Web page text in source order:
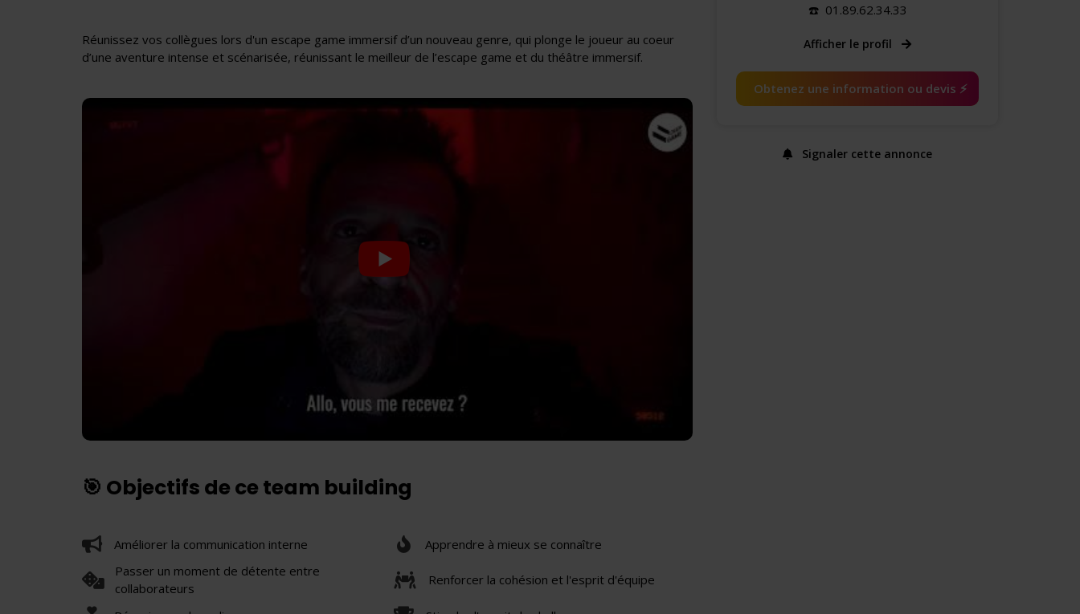
Réunissez vos collègues lors d'un escape game immersif d’un nouveau genre, qui plonge le joueur au coeur
d’une aventure intense et scénarisée, réunissant le meilleur de l’escape game et du théâtre immersif.
🎯 Objectifs de ce team building
Améliorer la communication interne
Apprendre à mieux se connaître
Passer un moment de détente entre
collaborateurs
Renforcer la cohésion et l'esprit d'équipe
☎️ 01.89.62.34.33
Afficher le profil
Obtenez une information ou devis ⚡️
Signaler cette annonce